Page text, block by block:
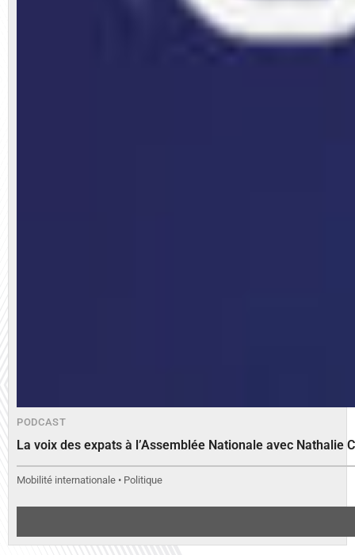
PODCAST
La voix des expats à l’Assemblée Nationale avec Nathalie
Mobilité internationale • Politique